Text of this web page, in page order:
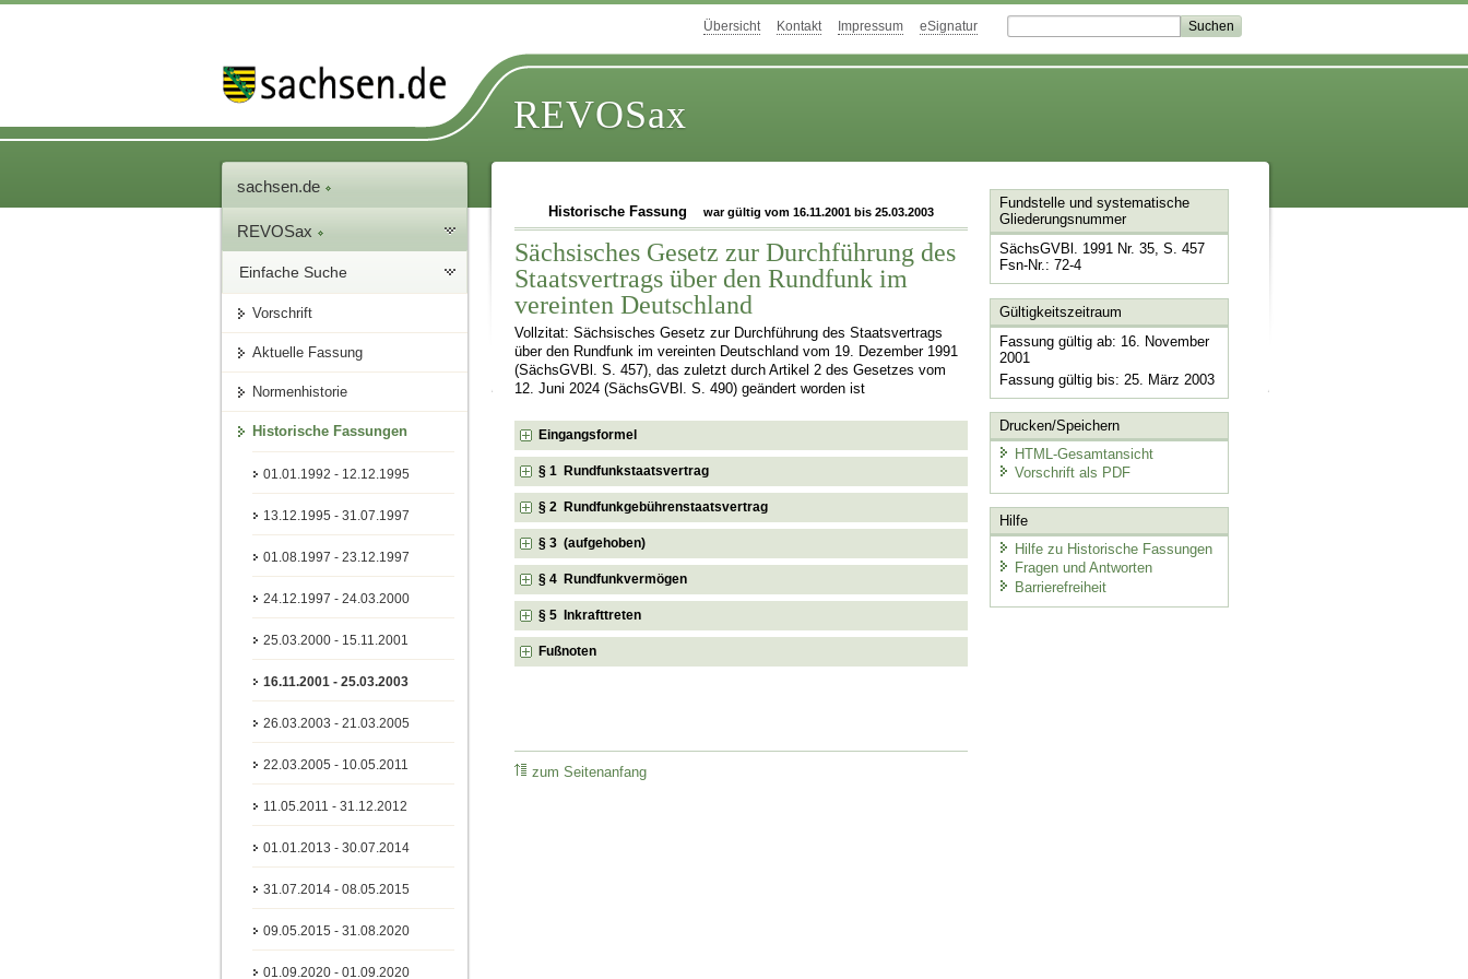
Übersicht Kontakt Impressum eSignatur
REVOSax
sachsen.de
REVOSax
Einfache Suche
Vorschrift
Aktuelle Fassung
Normenhistorie
Historische Fassungen
01.01.1992 - 12.12.1995
13.12.1995 - 31.07.1997
01.08.1997 - 23.12.1997
24.12.1997 - 24.03.2000
25.03.2000 - 15.11.2001
16.11.2001 - 25.03.2003
26.03.2003 - 21.03.2005
22.03.2005 - 10.05.2011
11.05.2011 - 31.12.2012
01.01.2013 - 30.07.2014
31.07.2014 - 08.05.2015
09.05.2015 - 31.08.2020
01.09.2020 - 01.09.2020
Historische Fassung war gültig vom 16.11.2001 bis 25.03.2003
Sächsisches Gesetz zur Durchführung des
Staatsvertrags über den Rundfunk im
vereinten Deutschland
Vollzitat: Sächsisches Gesetz zur Durchführung des Staatsvertrags
über den Rundfunk im vereinten Deutschland vom 19. Dezember 1991
(SächsGVBl. S. 457), das zuletzt durch Artikel 2 des Gesetzes vom
12. Juni 2024 (SächsGVBl. S. 490) geändert worden ist
Eingangsformel
§ 1 Rundfunkstaatsvertrag
§ 2 Rundfunkgebührenstaatsvertrag
§ 3 (aufgehoben)
§ 4 Rundfunkvermögen
§ 5 Inkrafttreten
Fußnoten
zum Seitenanfang
Fundstelle und systematische
Gliederungsnummer
SächsGVBl. 1991 Nr. 35, S. 457
Fsn-Nr.: 72-4
Gültigkeitszeitraum
Fassung gültig ab: 16. November
2001
Fassung gültig bis: 25. März 2003
Drucken/Speichern
HTML-Gesamtansicht
Vorschrift als PDF
Hilfe
Hilfe zu Historische Fassungen
Fragen und Antworten
Barrierefreiheit